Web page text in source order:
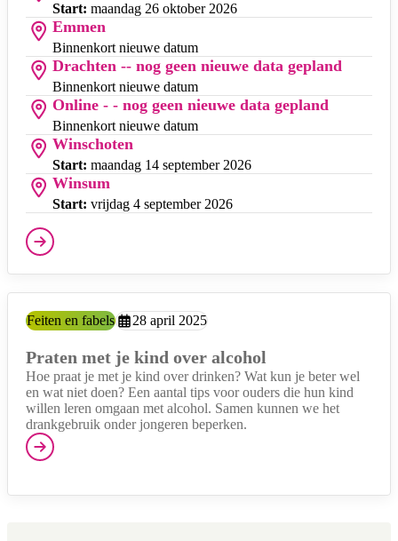
Start: maandag 26 oktober 2026
Emmen
Binnenkort nieuwe datum
Drachten -- nog geen nieuwe data gepland
Binnenkort nieuwe datum
Online - - nog geen nieuwe data gepland
Binnenkort nieuwe datum
Winschoten
Start: maandag 14 september 2026
Winsum
Start: vrijdag 4 september 2026
Praten met je kind over alcohol
Categorie:
Feiten en fabelsAangemaakt op:
28 april 2025
Hoe praat je met je kind over drinken? Wat kun je beter wel
en wat niet doen? Een aantal tips voor ouders die hun kind
willen leren omgaan met alcohol. Samen kunnen we het
drankgebruik onder jongeren beperken.